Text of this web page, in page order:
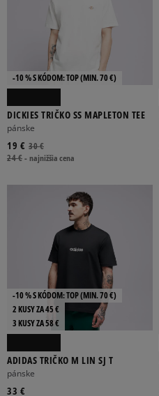
-10 % S KÓDOM: TOP (MIN. 70 €)
DICKIES TRIČKO SS MAPLETON TEE
pánske
30 €
19 €
24 €-najnižšia cena
-10 % S KÓDOM: TOP (MIN. 70 €)
2 KUSY ZA 45 €
3 KUSY ZA 58 €
ADIDAS TRIČKO M LIN SJ T
pánske
33 €